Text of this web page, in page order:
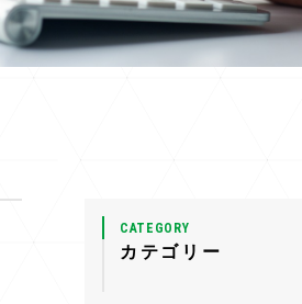
CATEGORY
カテゴリー